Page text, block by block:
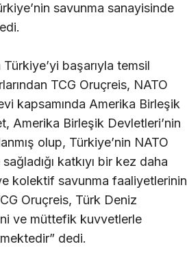
savunma sanayisinde
başarıyla temsil
TCG Oruçreis, NATO
kapsamında Amerika Birleşik
Amerika Birleşik Devletleri’nin
olup, Türkiye’nin NATO
katkıyı bir kez daha
kolektif savunma faaliyetlerinin
Oruçreis, Türk Deniz
ve müttefik kuvvetlerle
dedi.